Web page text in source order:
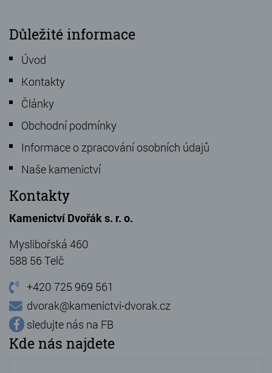
Důležité informace
Úvod
Kontakty
Články
Obchodní podmínky
Informace o zpracování osobních údajů
Naše kamenictví
Kontakty
Kamenictví Dvořák s. r. o.
Myslibořská 460
588 56 Telč
+420 725 969 561
dvorak@kamenictvi-dvorak.cz
sledujte nás na FB
Kde nás najdete